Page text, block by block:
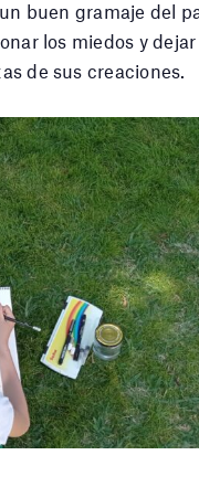
buen gramaje del
los miedos y
de sus creaciones.